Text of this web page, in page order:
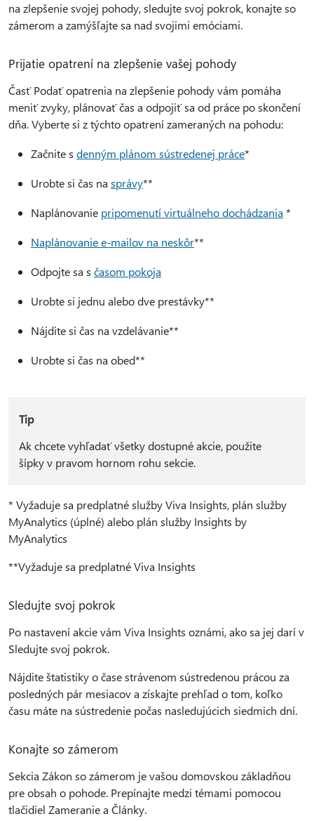
na zlepšenie svojej pohody, sledujte svoj pokrok, konajte so
zámerom a zamýšľajte sa nad svojimi emóciami.
Prijatie opatrení na zlepšenie vašej pohody
Časť Podať opatrenia na zlepšenie pohody vám pomáha
meniť zvyky, plánovať čas a odpojiť sa od práce po skončení
dňa. Vyberte si z týchto opatrení zameraných na pohodu:
Začnite s denným plánom sústredenej práce*
Urobte si čas na správy**
Naplánovanie pripomenutí virtuálneho dochádzania *
Naplánovanie e-mailov na neskôr**
Odpojte sa s časom pokoja
Urobte si jednu alebo dve prestávky**
Nájdite si čas na vzdelávanie**
Urobte si čas na obed**
Tip
Ak chcete vyhľadať všetky dostupné akcie, použite
šípky v pravom hornom rohu sekcie.
* Vyžaduje sa predplatné služby Viva Insights, plán služby
MyAnalytics (úplné) alebo plán služby Insights by
MyAnalytics
**Vyžaduje sa predplatné Viva Insights
Sledujte svoj pokrok
Po nastavení akcie vám Viva Insights oznámi, ako sa jej darí v
Sledujte svoj pokrok.
Nájdite štatistiky o čase strávenom sústredenou prácou za
posledných pár mesiacov a získajte prehľad o tom, koľko
času máte na sústredenie počas nasledujúcich siedmich dní.
Konajte so zámerom
Sekcia Zákon so zámerom je vašou domovskou základňou
pre obsah o pohode. Prepínajte medzi témami pomocou
tlačidiel Zameranie a Články.